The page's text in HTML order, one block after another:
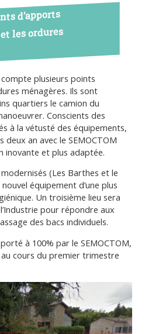
d’apports
les ordures
plusieurs points
ménagères. Ils sont
quartiers le camion du
Conscients des
à la vétusté des équipements,
an avec le SEMOCTOM
inovante et plus adaptée.
(Les Barthes et le
équipement d’une plus
Un troisième lieu sera
pour répondre aux
des bacs individuels.
à 100% par le SEMOCTOM,
cours du premier trimestre